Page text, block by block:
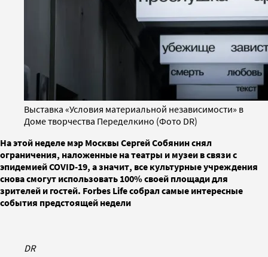
Выставка «Условия материальной независимости» в
Доме творчества Переделкино (Фото DR)
На этой неделе мэр Москвы Сергей Собянин снял
ограничения, наложенные на театры и музеи в связи с
эпидемией COVID-19, а значит, все культурные учреждения
снова смогут использовать 100% своей площади для
зрителей и гостей. Forbes Life собрал самые интересные
события предстоящей недели
DR